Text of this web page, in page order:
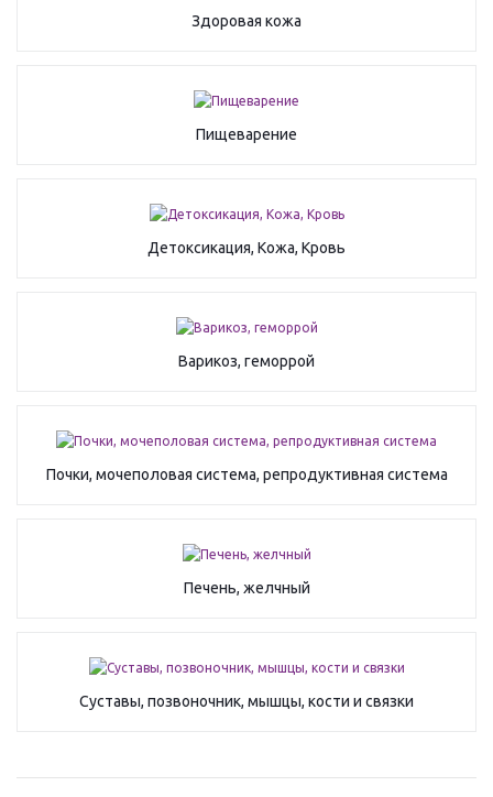
Здоровая кожа
Пищеварение
Детоксикация, Кожа, Кровь
Варикоз, геморрой
Почки, мочеполовая система, репродуктивная система
Печень, желчный
Суставы, позвоночник, мышцы, кости и связки